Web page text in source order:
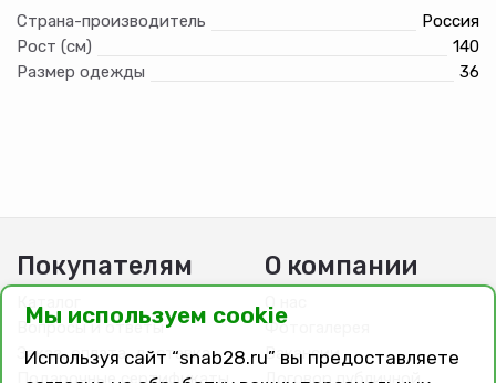
Страна-производитель
Россия
Рост (см)
140
Размер одежды
36
Покупателям
Каталог
Вопросы и ответы
Заказ, оплата, доставка
Подарочные сертификаты
О компании
О нас
Фотогалерея
Вакансии
Договор публичной
Мы используем cookie
Используя сайт “snab28.ru” вы предоставляете